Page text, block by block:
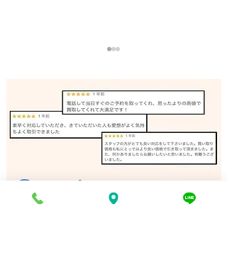
バンドソー 買取 相生市｜
姫路の買取専門店